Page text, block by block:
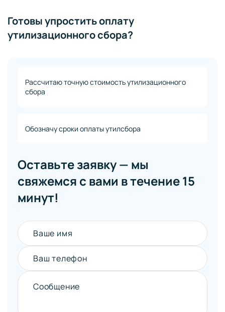
Готовы упростить оплату
утилизационного сбора?
Рассчитаю точную стоимость утилизационного
сбора
Обозначу сроки оплаты утилсбора
Оставьте заявку — мы
свяжемся с вами в течение 15
минут!
Ваше имя
Ваш телефон
Сообщение